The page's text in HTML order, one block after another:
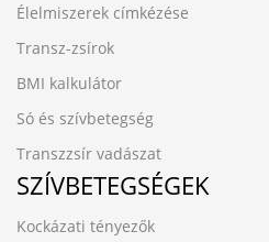
Élelmiszerek címkézése
Transz-zsírok
BMI kalkulátor
Só és szívbetegség
Transzzsír vadászat
SZÍVBETEGSÉGEK
Kockázati tényezők